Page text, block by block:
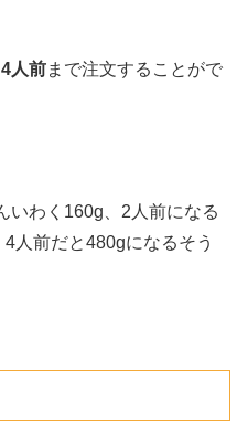
4人前まで注文することがで
いわく160g、2人前になる
人前だと480gになるそう